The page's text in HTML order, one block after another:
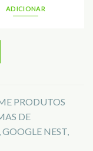
ADICIONAR
PRODUTOS
DE
NEST,